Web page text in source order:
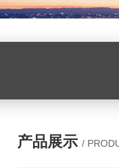
产品展示 /